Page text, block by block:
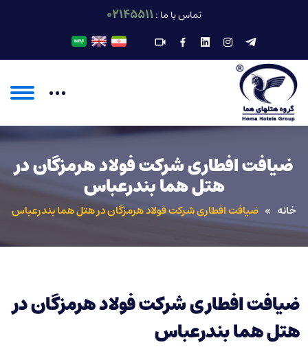
تماس با ما : 02145511
ضیافت افطاری شرکت فولاد هرمزگان در
هتل هما بندرعباس
خانه ضیافت افطاری شرکت فولاد هرمزگان در هتل هما بندرعباس
ضیافت افطاری شرکت فولاد هرمزگان در
هتل هما بندرعباس